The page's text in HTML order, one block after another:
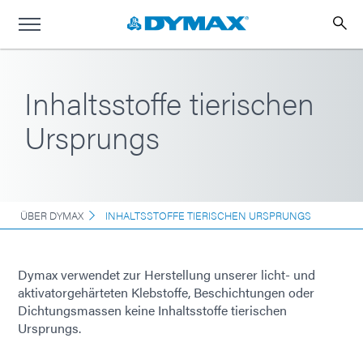
Inhaltsstoffe tierischen
Ursprungs
ÜBER DYMAX INHALTSSTOFFE TIERISCHEN URSPRUNGS
Dymax verwendet zur Herstellung unserer licht- und
aktivatorgehärteten Klebstoffe, Beschichtungen oder
Dichtungsmassen keine Inhaltsstoffe tierischen
Ursprungs.